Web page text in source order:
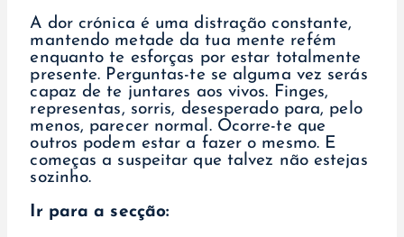
A dor crónica é uma distração constante,
mantendo metade da tua mente refém
enquanto te esforças por estar totalmente
presente. Perguntas-te se alguma vez serás
capaz de te juntares aos vivos. Finges,
representas, sorris, desesperado para, pelo
menos, parecer normal. Ocorre-te que
outros podem estar a fazer o mesmo. E
começas a suspeitar que talvez não estejas
sozinho.
Ir para a secção: